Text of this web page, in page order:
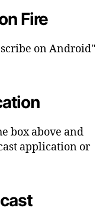
Fire
on Android"
box above and
application or